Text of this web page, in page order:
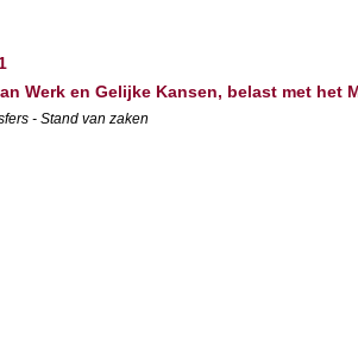
Werk en Gelijke Kansen, belast met het
- Stand van zaken